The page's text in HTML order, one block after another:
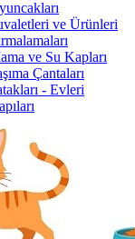
ve Ürünleri
ve Su Kapları
Çantaları
- Evleri